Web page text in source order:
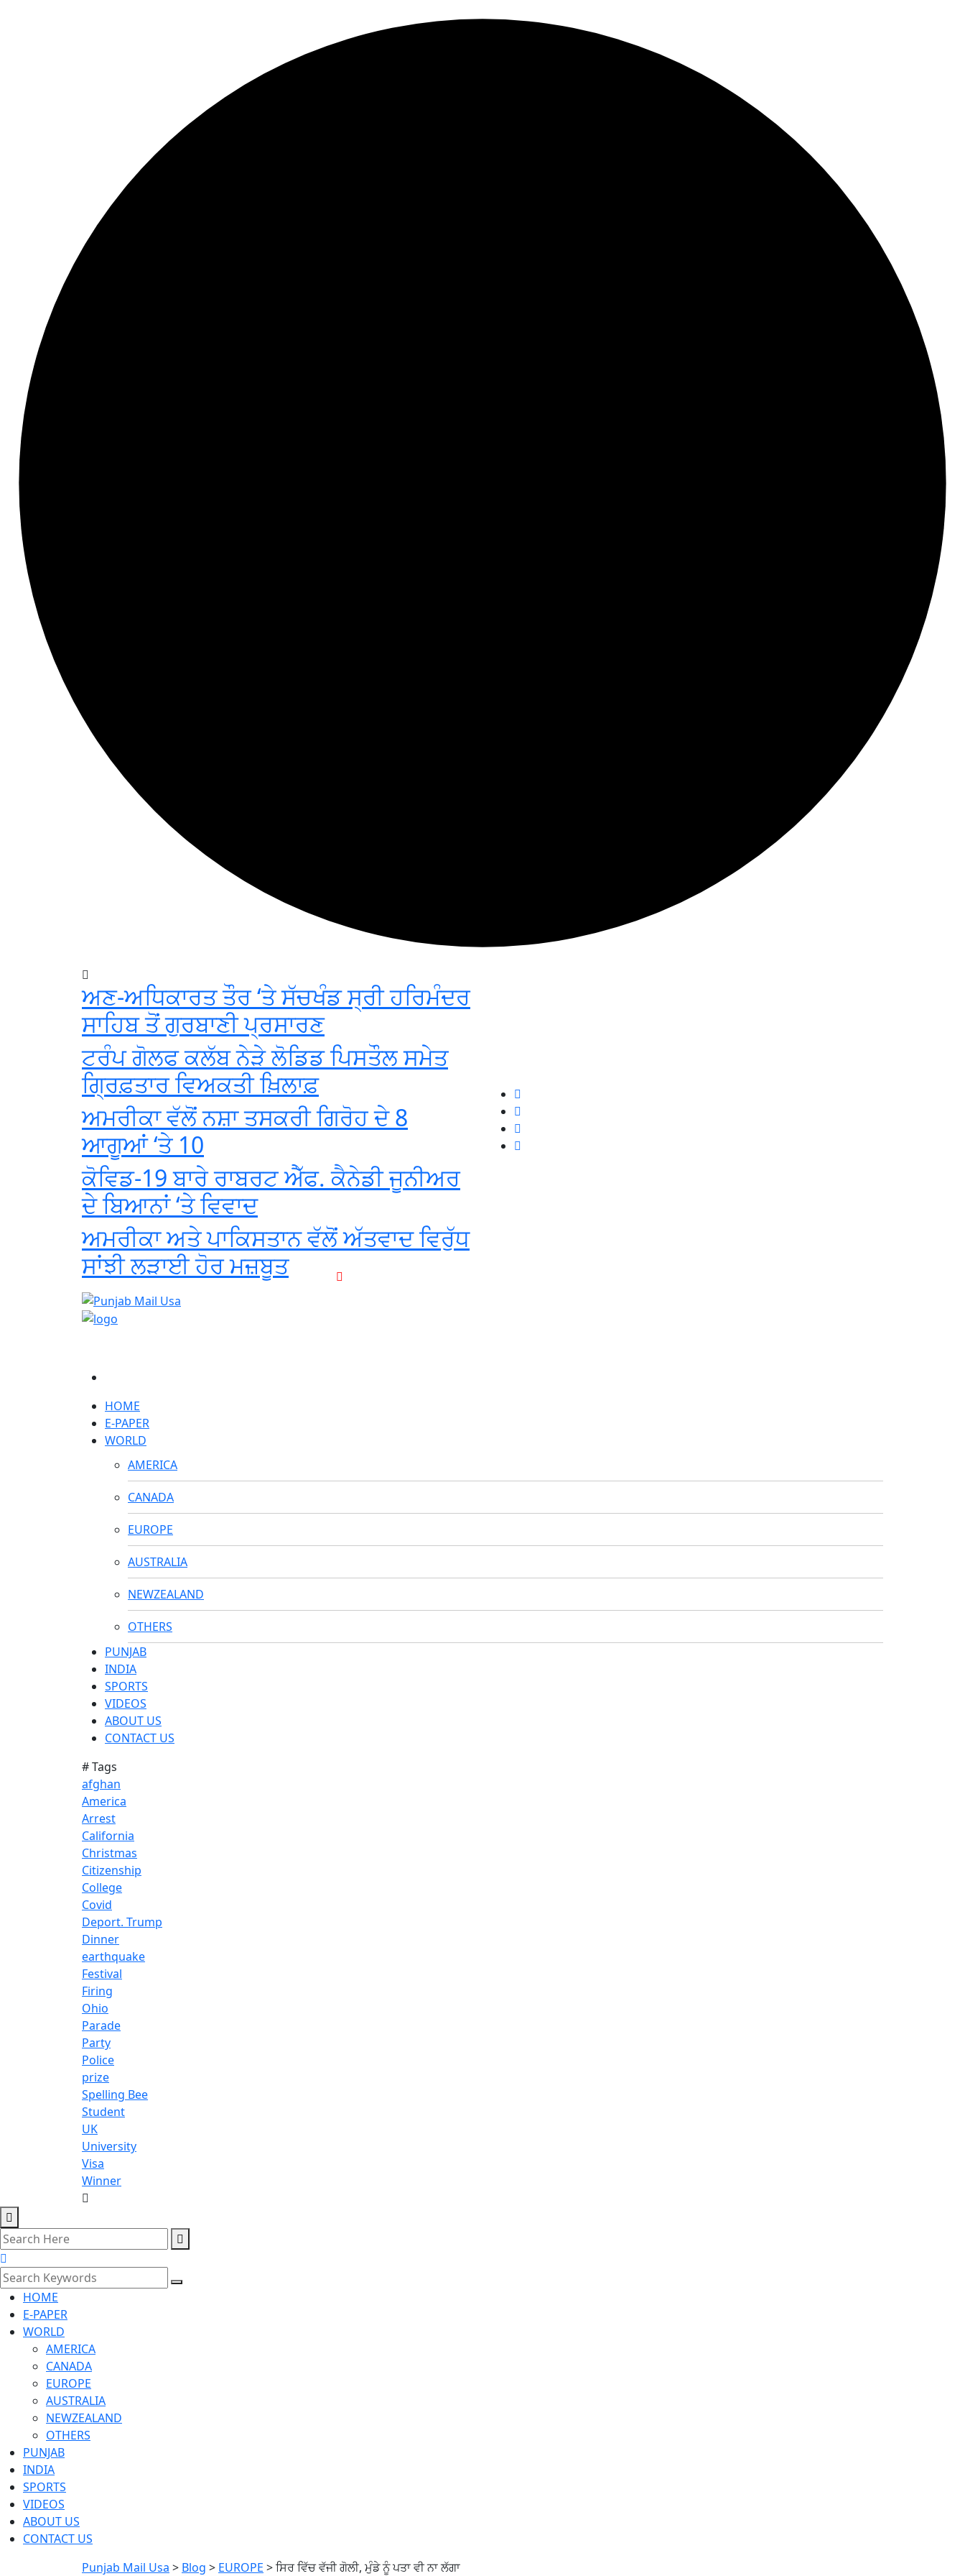
ਅਣ-ਅਧਿਕਾਰਤ ਤੌਰ ‘ਤੇ ਸੱਚਖੰਡ ਸ੍ਰੀ ਹਰਿਮੰਦਰ
ਸਾਹਿਬ ਤੋਂ ਗੁਰਬਾਣੀ ਪ੍ਰਸਾਰਣ
ਟਰੰਪ ਗੋਲਫ ਕਲੱਬ ਨੇੜੇ ਲੋਡਿਡ ਪਿਸਤੌਲ ਸਮੇਤ
ਗ੍ਰਿਫ਼ਤਾਰ ਵਿਅਕਤੀ ਖ਼ਿਲਾਫ਼
ਅਮਰੀਕਾ ਵੱਲੋਂ ਨਸ਼ਾ ਤਸਕਰੀ ਗਿਰੋਹ ਦੇ 8
ਆਗੂਆਂ ‘ਤੇ 10
ਕੋਵਿਡ-19 ਬਾਰੇ ਰਾਬਰਟ ਐੱਫ. ਕੈਨੇਡੀ ਜੂਨੀਅਰ
ਦੇ ਬਿਆਨਾਂ ‘ਤੇ ਵਿਵਾਦ
ਅਮਰੀਕਾ ਅਤੇ ਪਾਕਿਸਤਾਨ ਵੱਲੋਂ ਅੱਤਵਾਦ ਵਿਰੁੱਧ
ਸਾਂਝੀ ਲੜਾਈ ਹੋਰ ਮਜ਼ਬੂਤ
HOME
E-PAPER
WORLD
AMERICA
CANADA
EUROPE
AUSTRALIA
NEWZEALAND
OTHERS
PUNJAB
INDIA
SPORTS
VIDEOS
ABOUT US
CONTACT US
# Tags
afghan
America
Arrest
California
Christmas
Citizenship
College
Covid
Deport. Trump
Dinner
earthquake
Festival
Firing
Ohio
Parade
Party
Police
prize
Spelling Bee
Student
UK
University
Visa
Winner
HOME
E-PAPER
WORLD
AMERICA
CANADA
EUROPE
AUSTRALIA
NEWZEALAND
OTHERS
PUNJAB
INDIA
SPORTS
VIDEOS
ABOUT US
CONTACT US
Punjab Mail Usa > Blog > EUROPE >ਸਿਰ ਵਿੱਚ ਵੱਜੀ ਗੋਲੀ, ਮੁੰਡੇ ਨੂੰ ਪਤਾ ਵੀ ਨਾ ਲੱਗਾ